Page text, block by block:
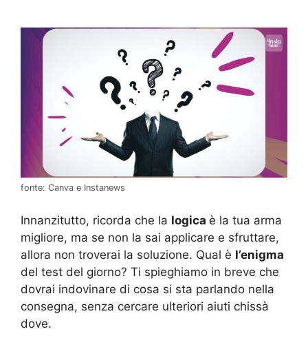
fonte: Canva e Instanews
Innanzitutto, ricorda che la logica è la tua arma
migliore, ma se non la sai applicare e sfruttare,
allora non troverai la soluzione. Qual è l’enigma
del test del giorno? Ti spieghiamo in breve che
dovrai indovinare di cosa si sta parlando nella
consegna, senza cercare ulteriori aiuti chissà
dove.